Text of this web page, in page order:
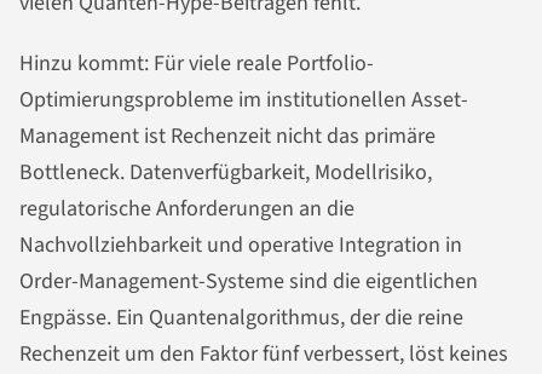
Hinzu kommt: Für viele reale Portfolio-
Optimierungsprobleme im institutionellen Asset-
Management ist Rechenzeit nicht das primäre
Bottleneck. Datenverfügbarkeit, Modellrisiko,
regulatorische Anforderungen an die
Nachvollziehbarkeit und operative Integration in
Order-Management-Systeme sind die eigentlichen
Engpässe. Ein Quantenalgorithmus, der die reine
Rechenzeit um den Faktor fünf verbessert, löst keines